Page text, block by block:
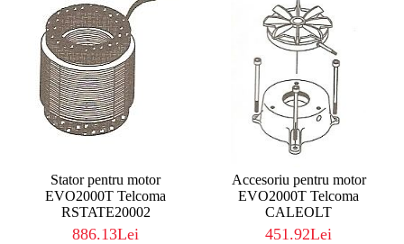
Stator pentru motor
EVO2000T Telcoma
RSTATE20002
886.13Lei
Accesoriu pentru motor
EVO2000T Telcoma
CALEOLT
451.92Lei